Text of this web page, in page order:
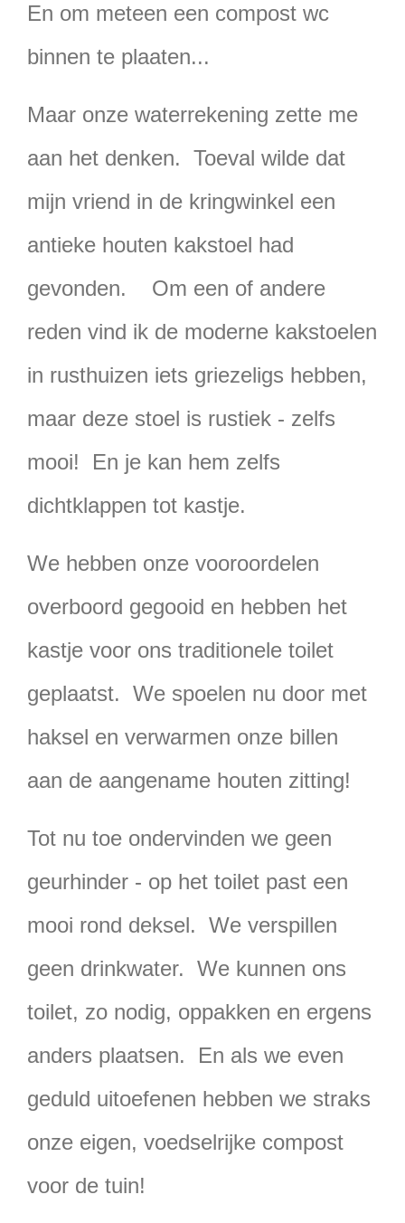
En om meteen een compost wc
binnen te plaaten...
Maar onze waterrekening zette me
aan het denken. Toeval wilde dat
mijn vriend in de kringwinkel een
antieke houten kakstoel had
gevonden. Om een of andere
reden vind ik de moderne kakstoelen
in rusthuizen iets griezeligs hebben,
maar deze stoel is rustiek - zelfs
mooi! En je kan hem zelfs
dichtklappen tot kastje.
We hebben onze vooroordelen
overboord gegooid en hebben het
kastje voor ons traditionele toilet
geplaatst. We spoelen nu door met
haksel en verwarmen onze billen
aan de aangename houten zitting!
Tot nu toe ondervinden we geen
geurhinder - op het toilet past een
mooi rond deksel. We verspillen
geen drinkwater. We kunnen ons
toilet, zo nodig, oppakken en ergens
anders plaatsen. En als we even
geduld uitoefenen hebben we straks
onze eigen, voedselrijke compost
voor de tuin!